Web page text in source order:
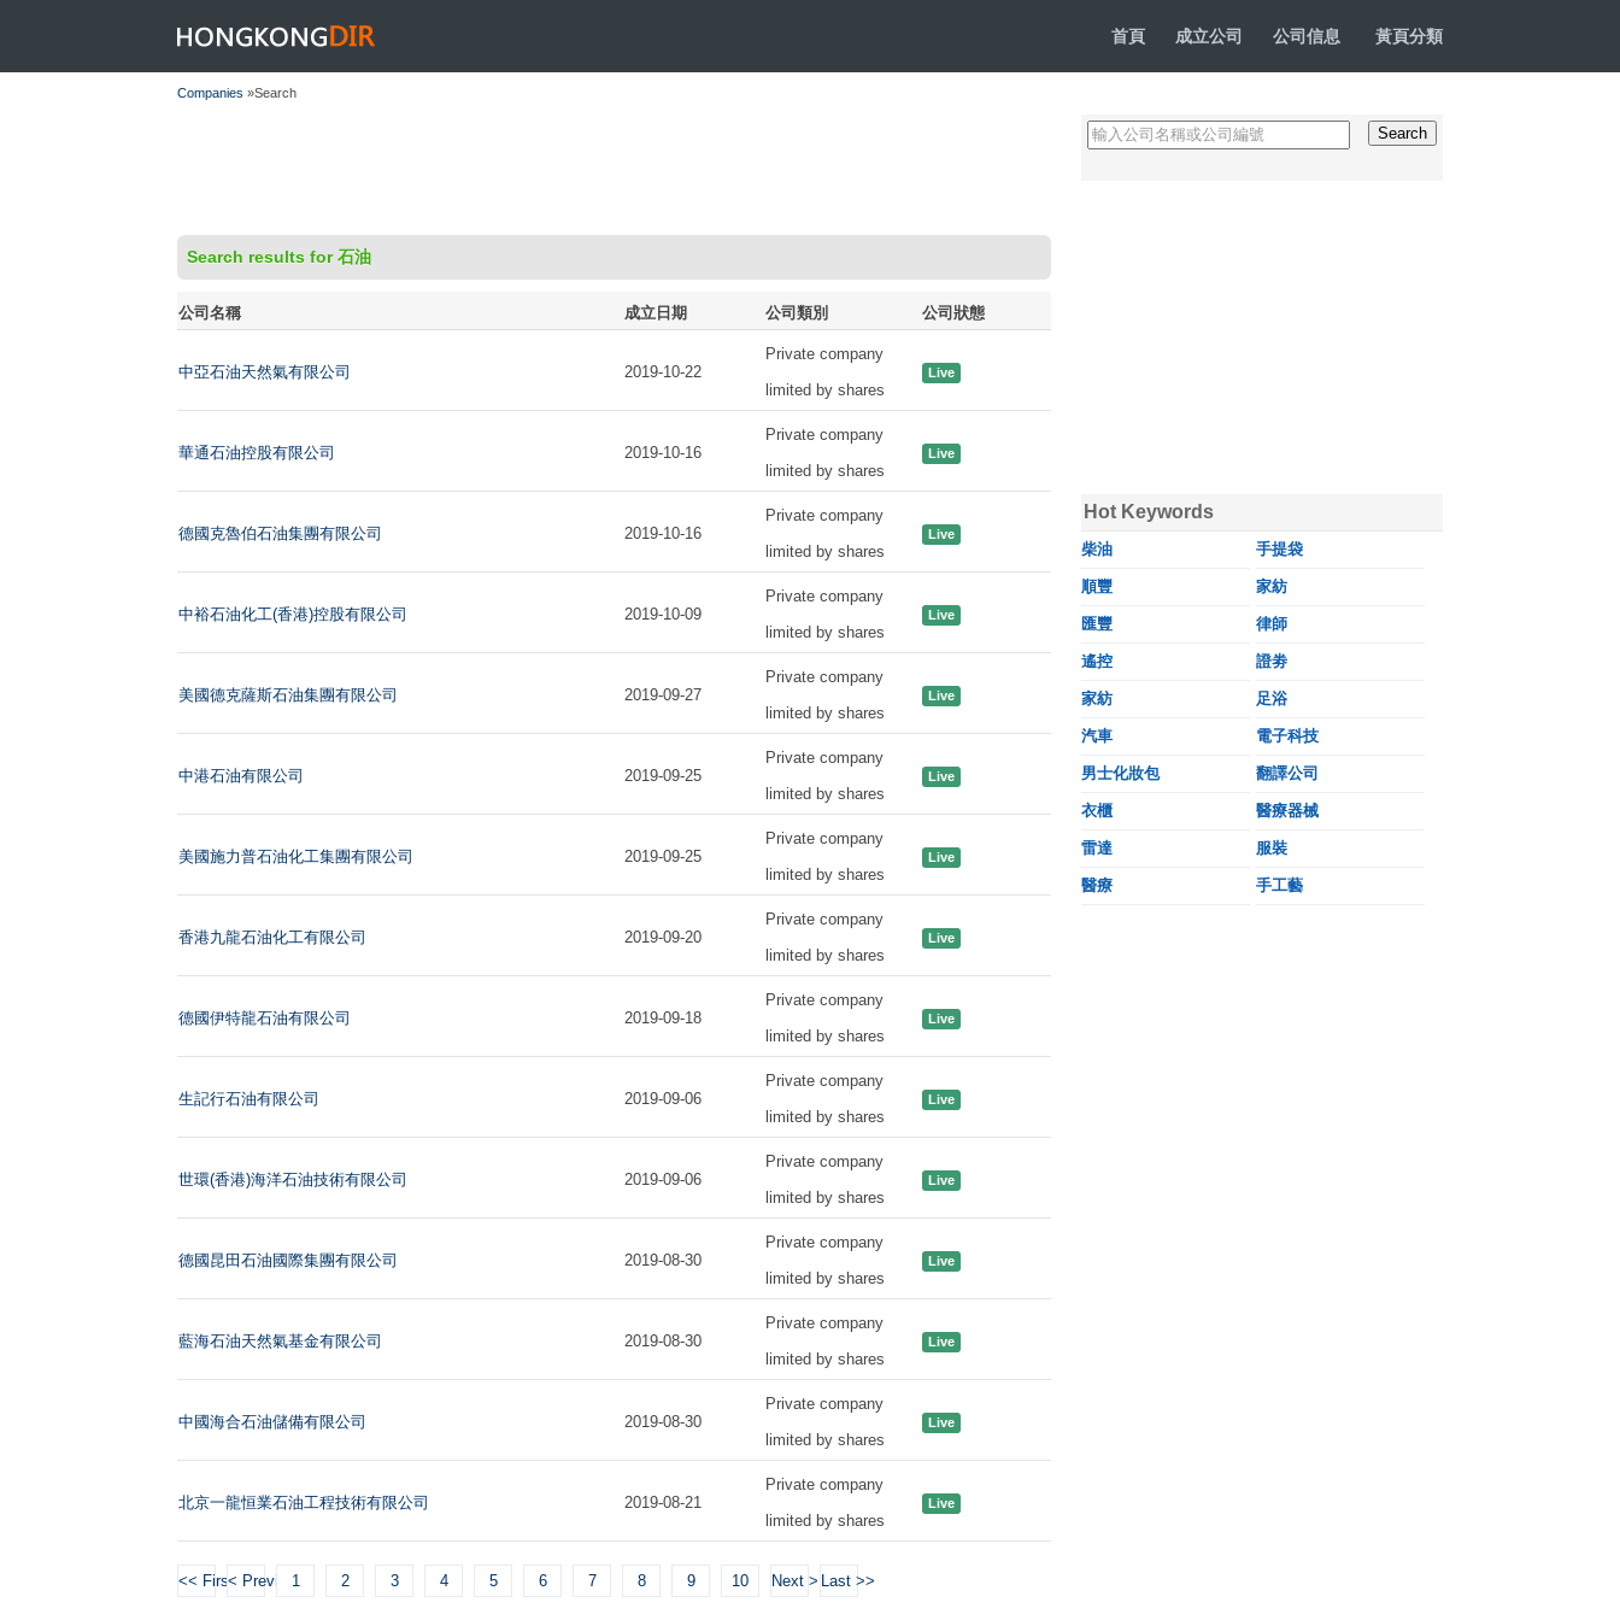
HONGKONGDIR 首頁 成立公司 公司信息 黃頁分類
Companies »Search
Search results for 石油
公司名稱 成立日期 公司類別 公司狀態
中亞石油天然氣有限公司 2019-10-22
Private company
limited by shares
Live
華通石油控股有限公司 2019-10-16
Private company
limited by shares
Live
德國克魯伯石油集團有限公司 2019-10-16
Private company
limited by shares
Live
中裕石油化工(香港)控股有限公司 2019-10-09
Private company
limited by shares
Live
美國德克薩斯石油集團有限公司 2019-09-27
Private company
limited by shares
Live
中港石油有限公司 2019-09-25
Private company
limited by shares
Live
美國施力普石油化工集團有限公司 2019-09-25
Private company
limited by shares
Live
香港九龍石油化工有限公司 2019-09-20
Private company
limited by shares
Live
德國伊特龍石油有限公司 2019-09-18
Private company
limited by shares
Live
生記行石油有限公司 2019-09-06
Private company
limited by shares
Live
世環(香港)海洋石油技術有限公司 2019-09-06
Private company
limited by shares
Live
德國昆田石油國際集團有限公司 2019-08-30
Private company
limited by shares
Live
藍海石油天然氣基金有限公司 2019-08-30
Private company
limited by shares
Live
中國海合石油儲備有限公司 2019-08-30
Private company
limited by shares
Live
北京一龍恒業石油工程技術有限公司 2019-08-21
Private company
limited by shares
Live
<< First< Previous1 2 3 4 5 6 7 8 9 10 Next > Last >>
Hot Keywords
柴油 手提袋
順豐 家紡
匯豐 律師
遙控 證劵
家紡 足浴
汽車 電子科技
男士化妝包 翻譯公司
衣櫃 醫療器械
雷達 服裝
醫療 手工藝